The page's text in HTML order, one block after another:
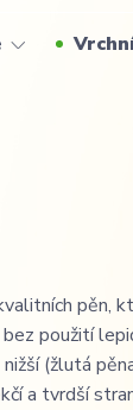
pěn,
použití
(žlutá
a tvrdší